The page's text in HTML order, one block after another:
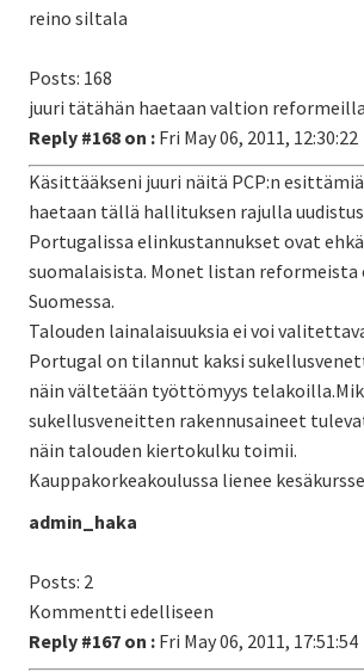
reino siltala
Posts: 168
juuri tätähän haetaan valtion reformeilla
Reply #168 on : Fri May 06, 2011, 12:30:22
Käsittääkseni juuri näitä PCP:n
haetaan tällä hallituksen rajulla
Portugalissa elinkustannukset ovat
suomalaisista. Monet listan
Suomessa.
Talouden lainalaisuuksia ei voi
Portugal on tilannut kaksi
näin vältetään työttömyys
sukellusveneitten rakennusaineet
näin talouden kiertokulku toimii.
Kauppakorkeakoulussa lienee
admin_haka
Posts: 2
Kommentti edelliseen
Reply #167 on : Fri May 06, 2011, 17:51:54